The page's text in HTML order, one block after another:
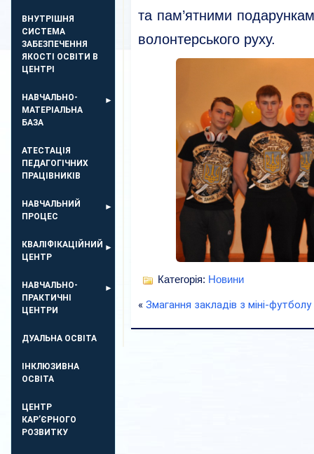
ВНУТРІШНЯ
СИСТЕМА
ЗАБЕЗПЕЧЕННЯ
ЯКОСТІ ОСВІТИ В
ЦЕНТРІ
НАВЧАЛЬНО-
МАТЕРІАЛЬНА
БАЗА
АТЕСТАЦІЯ
ПЕДАГОГІЧНИХ
ПРАЦІВНИКІВ
НАВЧАЛЬНИЙ
ПРОЦЕС
КВАЛІФІКАЦІЙНИЙ
ЦЕНТР
НАВЧАЛЬНО-
ПРАКТИЧНІ
ЦЕНТРИ
ДУАЛЬНА ОСВІТА
ІНКЛЮЗИВНА
ОСВІТА
ЦЕНТР
КАР’ЄРНОГО
РОЗВИТКУ
та пам’ятними
волонтерського руху.
Категорія: Новини
« Змагання закладів з міні-футболу